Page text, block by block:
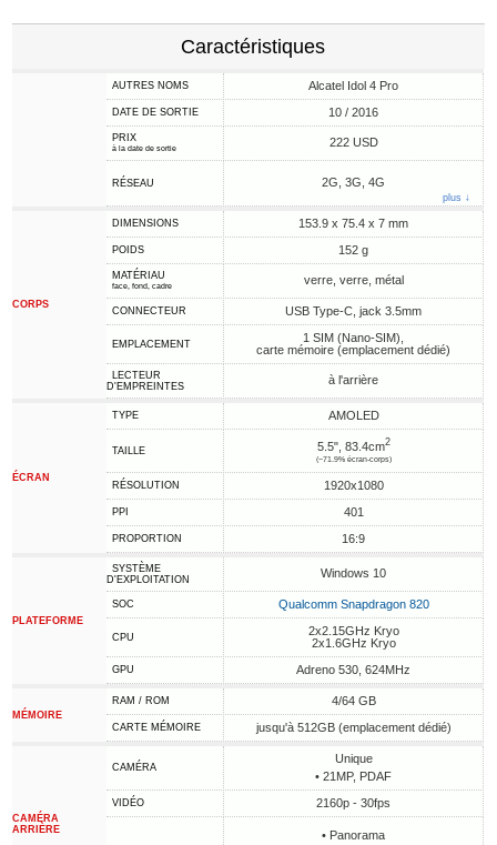
Caractéristiques
AUTRES NOMS Alcatel Idol 4 Pro
DATE DE SORTIE 10 / 2016
PRIX
à la date de sortie 222 USD
RÉSEAU 2G, 3G, 4G
plus ↓
CORPS
DIMENSIONS 153.9 x 75.4 x 7 mm
POIDS 152 g
MATÉRIAU
face, fond, cadre verre, verre, métal
CONNECTEUR USB Type-C, jack 3.5mm
EMPLACEMENT
1 SIM (Nano-SIM),
carte mémoire (emplacement dédié)
LECTEUR
D'EMPREINTES
à l'arrière
ÉCRAN
TYPE AMOLED
TAILLE 5.5", 83.4cm2
(~71.9% écran-corps)
RÉSOLUTION 1920x1080
PPI 401
PROPORTION 16:9
PLATEFORME
SYSTÈME
D'EXPLOITATION
Windows 10
SOC Qualcomm Snapdragon 820
CPU
2x2.15GHz Kryo
2x1.6GHz Kryo
GPU Adreno 530, 624MHz
MÉMOIRE
RAM / ROM 4/64 GB
CARTE MÉMOIRE jusqu'à 512GB (emplacement dédié)
CAMÉRA
ARRIÈRE
CAMÉRA
Unique
• 21MP, PDAF
VIDÉO 2160p - 30fps
• Panorama